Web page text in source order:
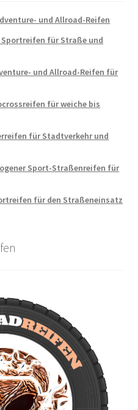
und Allroad-Reifen
für Straße und
und Allroad-Reifen für
für weiche bis
für Stadtverkehr und
Sport-Straßenreifen für
für den Straßeneinsatz